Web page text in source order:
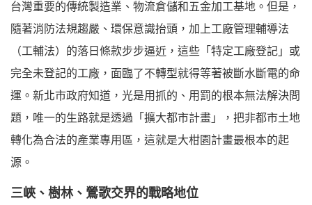
台灣重要的傳統製造業、物流倉儲和五金加工基地。但是，
隨著消防法規趨嚴、環保意識抬頭，加上工廠管理輔導法
（工輔法）的落日條款步步逼近，這些「特定工廠登記」或
完全未登記的工廠，面臨了不轉型就得等著被斷水斷電的命
運。新北市政府知道，光是用抓的、用罰的根本無法解決問
題，唯一的生路就是透過「擴大都市計畫」，把非都市土地
轉化為合法的產業專用區，這就是大柑園計畫最根本的起
源。
三峽、樹林、鶯歌交界的戰略地位